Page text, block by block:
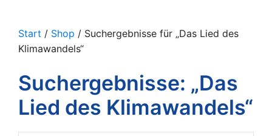
Start / Shop / Suchergebnisse für „Das Lied des
Klimawandels“
Suchergebnisse: „Das
Lied des Klimawandels“